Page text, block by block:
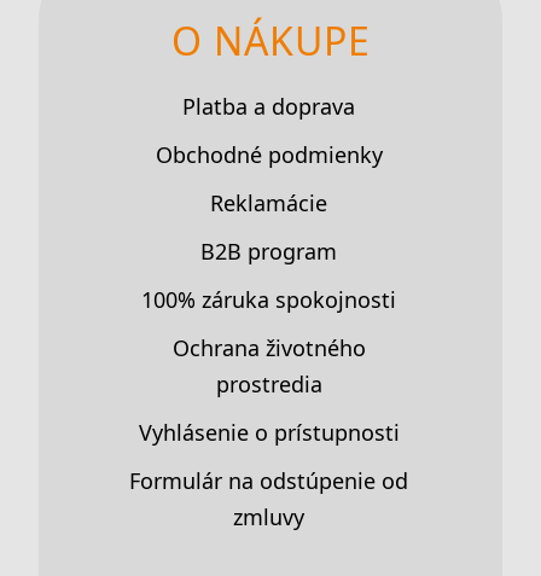
O NÁKUPE
Platba a doprava
Obchodné podmienky
Reklamácie
B2B program
100% záruka spokojnosti
Ochrana životného
prostredia
Vyhlásenie o prístupnosti
Formulár na odstúpenie od
zmluvy